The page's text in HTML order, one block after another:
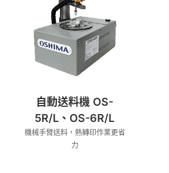
自動送料機 OS-
5R/L、OS-6R/L
機械手臂送料，熱轉印作業更省
力